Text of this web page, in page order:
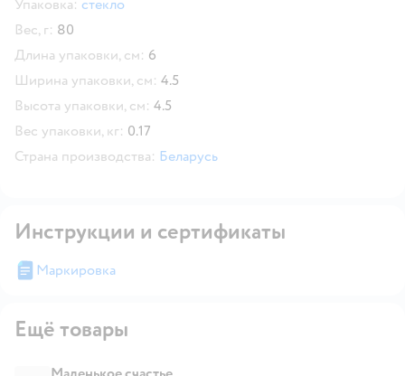
Упаковка: стекло
Вес, г: 80
Длина упаковки, см: 6
Ширина упаковки, см: 4.5
Высота упаковки, см: 4.5
Вес упаковки, кг: 0.17
Страна производства: Беларусь
Инструкции и сертификаты
Маркировка
Ещё товары